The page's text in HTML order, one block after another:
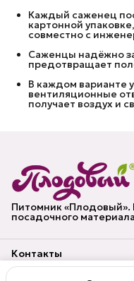
Каждый саженец
картонной
совместно с
Саженцы надёжно
предотвращает
В каждом варианте
вентиляционные
получает воздух и
Питомник «Плодовый».
посадочного
Контакты
Адрес